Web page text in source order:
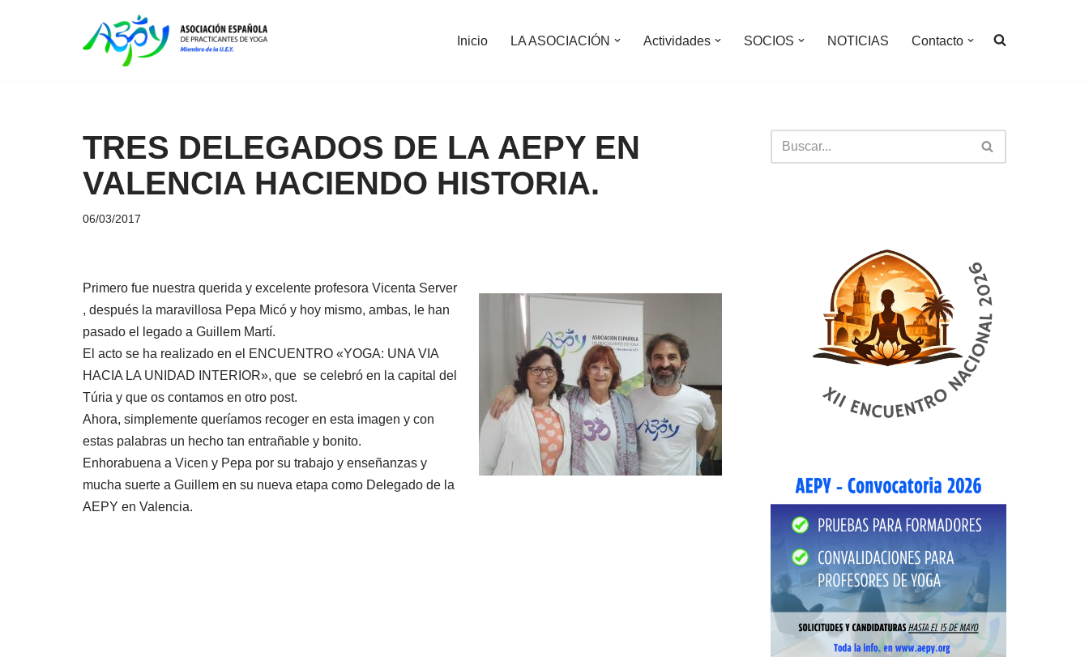
Inicio LA ASOCIACIÓN Actividades SOCIOS NOTICIAS Contacto
TRES DELEGADOS DE LA AEPY EN
VALENCIA HACIENDO HISTORIA.
06/03/2017
Primero fue nuestra querida y excelente profesora Vicenta Server
, después la maravillosa Pepa Micó y hoy mismo, ambas, le han
pasado el legado a Guillem Martí.
El acto se ha realizado en el ENCUENTRO «YOGA: UNA VIA
HACIA LA UNIDAD INTERIOR», que se celebró en la capital del
Túria y que os contamos en otro post.
Ahora, simplemente queríamos recoger en esta imagen y con
estas palabras un hecho tan entrañable y bonito.
Enhorabuena a Vicen y Pepa por su trabajo y enseñanzas y
mucha suerte a Guillem en su nueva etapa como Delegado de la
AEPY en Valencia.